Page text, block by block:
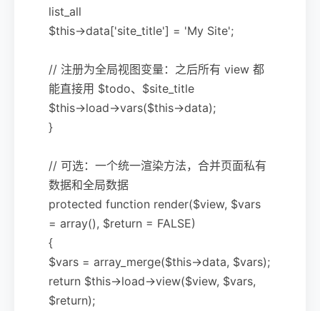
list_all
$this->data['site_title'] = 'My Site';
// 注册为全局视图变量：之后所有 view 都
能直接用 $todo、$site_title
$this->load->vars($this->data);
}
// 可选：一个统一渲染方法，合并页面私有
数据和全局数据
protected function render($view, $vars
= array(), $return = FALSE)
{
$vars = array_merge($this->data, $vars);
return $this->load->view($view, $vars,
$return);